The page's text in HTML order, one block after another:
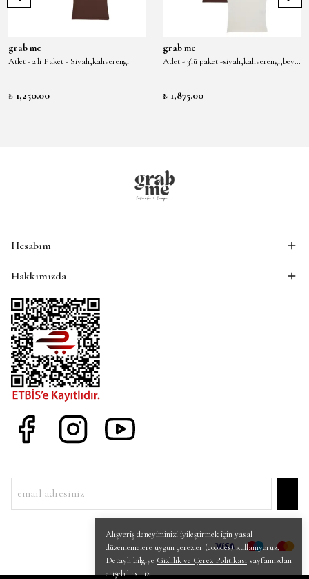
Alışveriş deneyiminizi iyileştirmek için yasal
düzenlemelere uygun çerezler (cookies) kullanıyoruz.
Detaylı bilgiye Gizlilik ve Çerez Politikası sayfamızdan
erişebilirsiniz.
grab me
Atlet - 2'li Paket - Siyah,kahverengi
₺ 1,250.00
grab me
Atlet - 3'lü paket -siyah,kahverengi,beyaz
₺ 1,875.00
Hesabım
Hakkımızda